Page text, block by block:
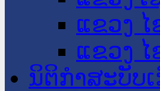
ແຂວງ
ແຂວງ
ນິຕິກໍາສະບັບເ